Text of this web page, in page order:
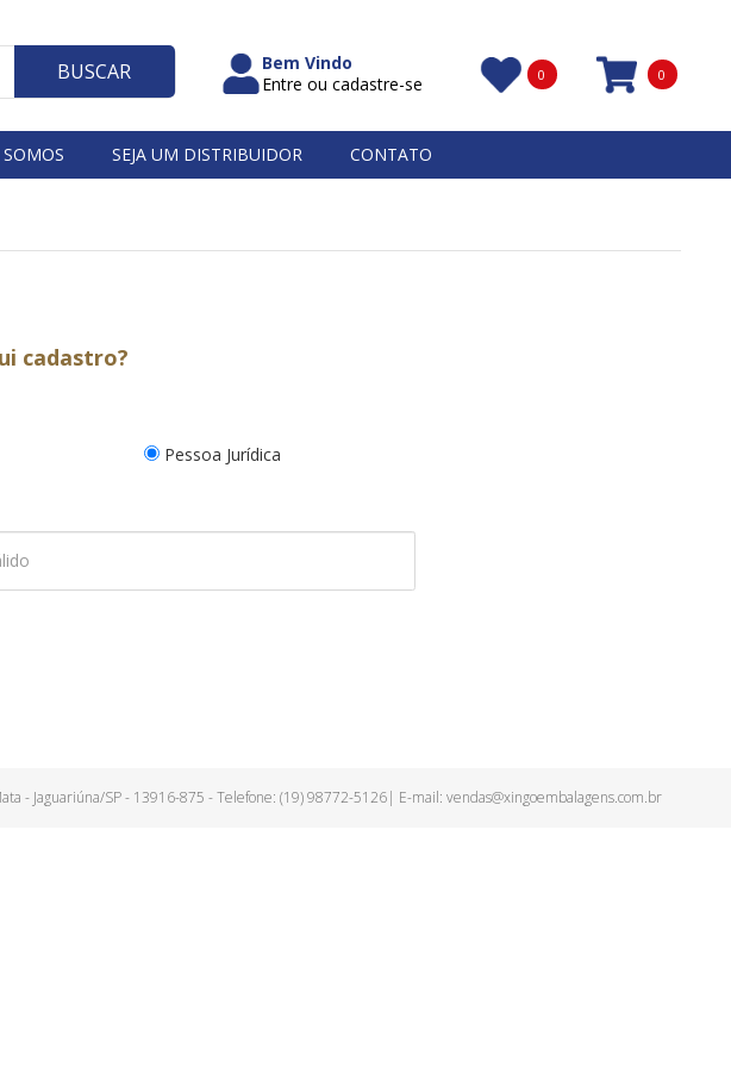
BUSCAR
0
0
Bem Vindo
Entre ou cadastre-se
SEJA UM DISTRIBUIDOR CONTATO
cadastro?
Pessoa Jurídica
- Jaguariúna/SP - 13916-875 - Telefone: (19) 98772-5126| E-mail: vendas@xingoembalagens.com.br